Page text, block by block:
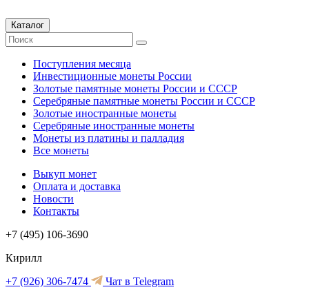
Каталог
Поступления месяца
Инвестиционные монеты России
Золотые памятные монеты России и СССР
Серебряные памятные монеты России и СССР
Золотые иностранные монеты
Серебряные иностранные монеты
Монеты из платины и палладия
Все монеты
Выкуп монет
Оплата и доставка
Новости
Контакты
+7 (495) 106-3690
Кирилл
+7 (926) 306-7474
Чат в Telegram